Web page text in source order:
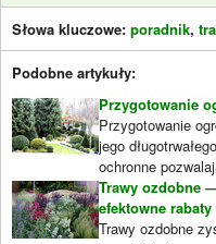
Słowa kluczowe: poradnik,
Podobne artykuły:
Przygotowanie
Przygotowanie
jego
ochronne
Trawy ozdobne
efektowne rabaty
Trawy ozdobne